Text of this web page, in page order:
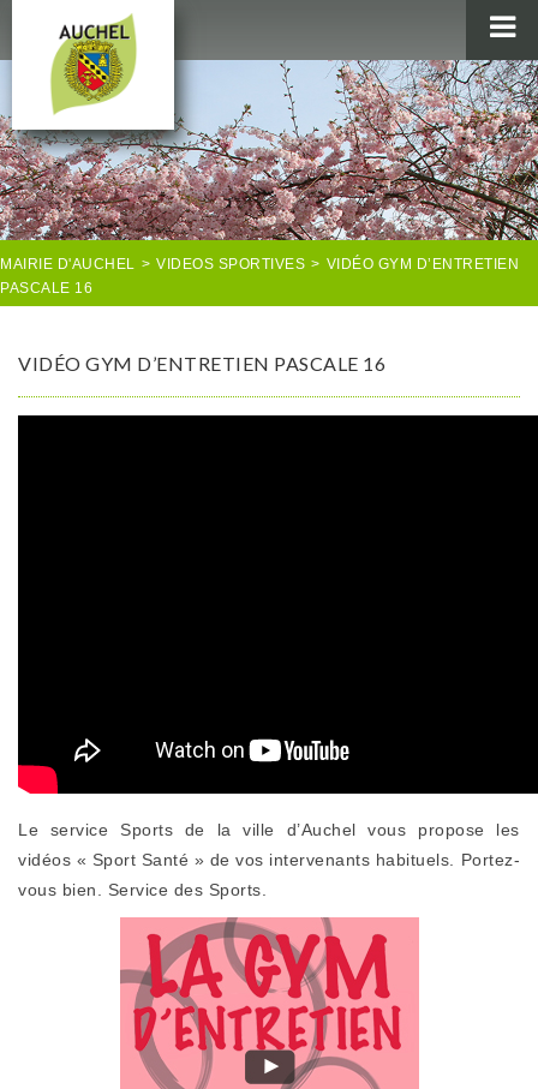
MAIRIE
AU QUOTIDIEN
AGENDA & LOISIRS
AUCHEL EN IMAGES
MAIRIE D'AUCHEL > VIDEOS SPORTIVES > VIDÉO GYM D’ENTRETIEN
PASCALE 16
VIDÉO GYM D’ENTRETIEN PASCALE 16
Le service Sports de la ville d’Auchel vous propose les
vidéos « Sport Santé » de vos intervenants habituels. Portez-
vous bien. Service des Sports.